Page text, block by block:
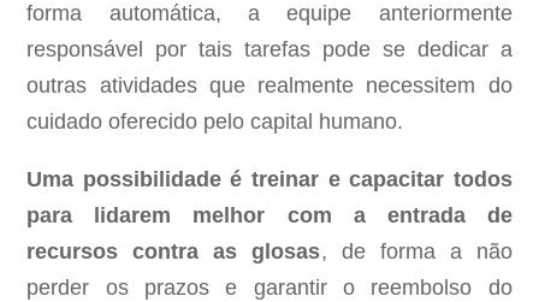
forma automática, a equipe anteriormente
responsável por tais tarefas pode se dedicar a
outras atividades que realmente necessitem do
cuidado oferecido pelo capital humano.
Uma possibilidade é treinar e capacitar todos
para lidarem melhor com a entrada de
recursos contra as glosas, de forma a não
perder os prazos e garantir o reembolso do